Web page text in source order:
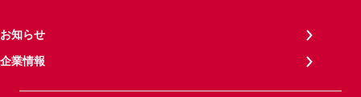
お知らせ
企業情報